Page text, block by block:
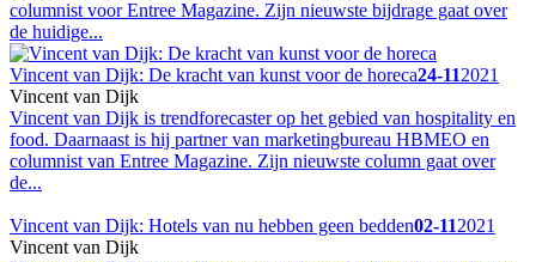
columnist voor Entree Magazine. Zijn nieuwste bijdrage gaat over
de huidige...
Vincent van Dijk: De kracht van kunst voor de horeca24-112021
Vincent van Dijk
Vincent van Dijk is trendforecaster op het gebied van hospitality en
food. Daarnaast is hij partner van marketingbureau HBMEO en
columnist van Entree Magazine. Zijn nieuwste column gaat over
de...
Vincent van Dijk: Hotels van nu hebben geen bedden02-112021
Vincent van Dijk